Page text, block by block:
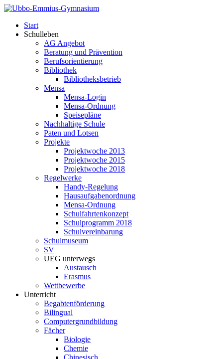
Start
Schulleben
AG Angebot
Beratung und Prävention
Berufsorientierung
Bibliothek
Bibliotheksbetrieb
Mensa
Mensa-Login
Mensa-Ordnung
Speisepläne
Nachhaltige Schule
Paten und Lotsen
Projekte
Projektwoche 2013
Projektwoche 2015
Projektwoche 2018
Regelwerke
Handy-Regelung
Hausaufgabenordnung
Mensa-Ordnung
Schulfahrtenkonzept
Schulprogramm 2018
Schulvereinbarung
Schulmuseum
SV
UEG unterwegs
Austausch
Erasmus
Wettbewerbe
Unterricht
Begabtenförderung
Bilingual
Computergrundbildung
Fächer
Biologie
Chemie
Chinesisch